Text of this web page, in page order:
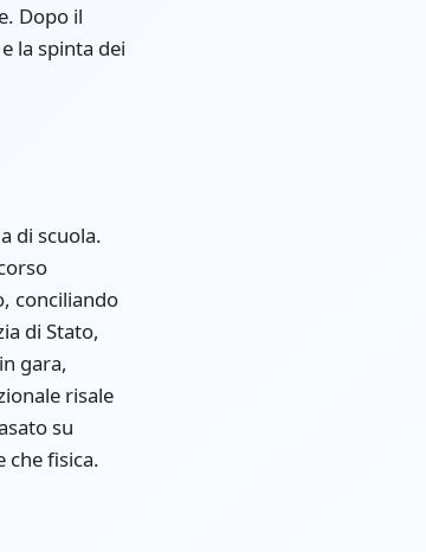
Dopo il
la spinta dei
di scuola.
conciliando
di Stato,
gara,
risale
su
che fisica.